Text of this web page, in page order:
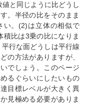
値と同じように比どうし
。半径の比をそのまま
い。(2)は立体の相似で
比は3乗の比になりま
行な面どうしは平行線
の方法がありますが、
でしょう。このページ
るぐらいにしたいもの
目標レベルが大きく異
見極める必要がありま